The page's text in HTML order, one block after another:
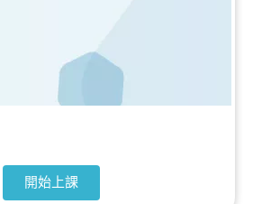
開始上課